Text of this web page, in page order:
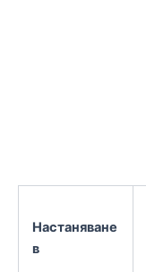
Настаняване
в